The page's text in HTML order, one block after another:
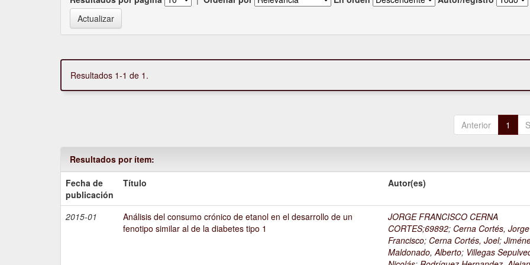
Resultados 1-1 de 1.
Anterior 1
Resultados por ítem:
Fecha de
publicación
Título Autor(es)
2015-01
Análisis del consumo crónico de etanol en el desarrollo de un
fenotipo similar al de la diabetes tipo 1
JORGE FRANCISCO CERNA
CORTES;69892; Cerna Cortés, Jorge
Francisco; Cerna Cortés, Joel;
Maldonado, Alberto; Villegas